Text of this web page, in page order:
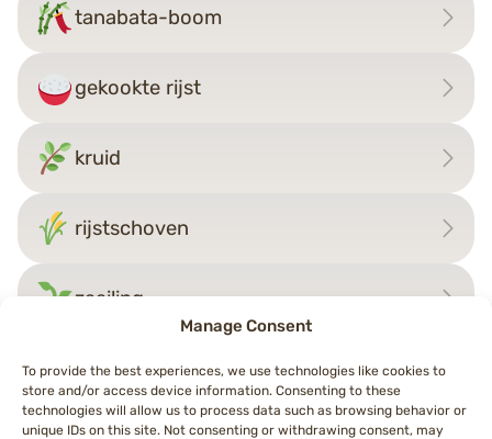
Manage Consent
To provide the best experiences, we use technologies like cookies to
store and/or access device information. Consenting to these
technologies will allow us to process data such as browsing behavior or
unique IDs on this site. Not consenting or withdrawing consent, may
tanabata-boom
gekookte rijst
kruid
rijstschoven
zaailing
Bericht
←maïskolfkruid→